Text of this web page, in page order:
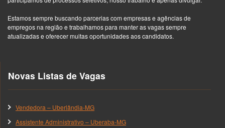
Estamos sempre buscando parcerias com empresas e agências de
empregos na região e trabalhamos para manter as vagas sempre
atualizadas e oferecer muitas oportunidades aos candidatos.
Novas Listas de Vagas
Vendedora – Uberlândia-MG
Assistente Administrativo – Uberaba-MG